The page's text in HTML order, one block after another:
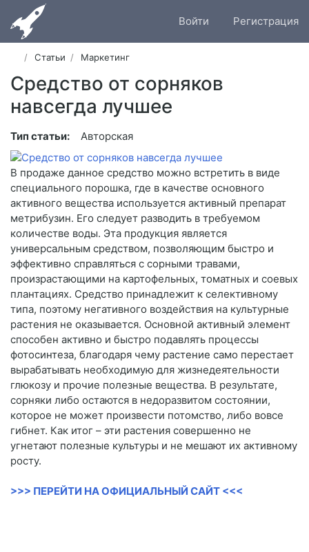
Войти Регистрация
Статьи Маркетинг
Средство от сорняков
навсегда лучшее
Тип статьи: Авторская
В продаже данное средство можно встретить в виде
специального порошка, где в качестве основного
активного вещества используется активный препарат
метрибузин. Его следует разводить в требуемом
количестве воды. Эта продукция является
универсальным средством, позволяющим быстро и
эффективно справляться с сорными травами,
произрастающими на картофельных, томатных и соевых
плантациях. Средство принадлежит к селективному
типа, поэтому негативного воздействия на культурные
растения не оказывается. Основной активный элемент
способен активно и быстро подавлять процессы
фотосинтеза, благодаря чему растение само перестает
вырабатывать необходимую для жизнедеятельности
глюкозу и прочие полезные вещества. В результате,
сорняки либо остаются в недоразвитом состоянии,
которое не может произвести потомство, либо вовсе
гибнет. Как итог – эти растения совершенно не
угнетают полезные культуры и не мешают их активному
росту.
>>> ПЕРЕЙТИ НА ОФИЦИАЛЬНЫЙ САЙТ <<<